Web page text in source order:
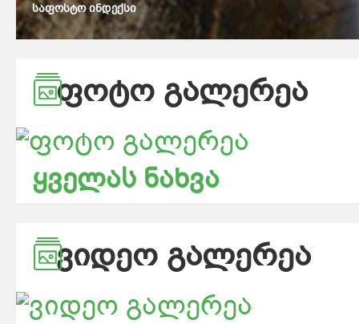
საფოსტო ინდექსი
ᲤᲝᲢᲝ ᲒᲐᲚᲔᲠᲔᲐ
ყველას ნახვა
ᲕᲘᲓᲔᲝ ᲒᲐᲚᲔᲠᲔᲐ